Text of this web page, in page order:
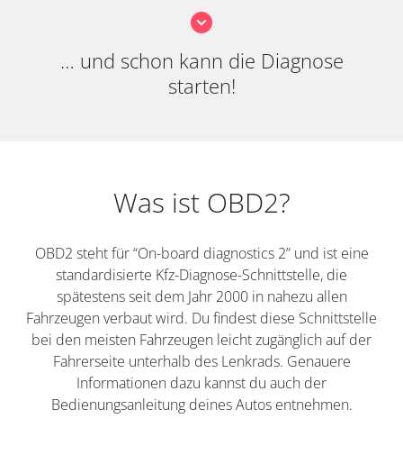
… und schon kann die Diagnose
starten!
Was ist OBD2?
OBD2 steht für “On-board diagnostics 2” und ist eine
standardisierte Kfz-Diagnose-Schnittstelle, die
spätestens seit dem Jahr 2000 in nahezu allen
Fahrzeugen verbaut wird. Du findest diese Schnittstelle
bei den meisten Fahrzeugen leicht zugänglich auf der
Fahrerseite unterhalb des Lenkrads. Genauere
Informationen dazu kannst du auch der
Bedienungsanleitung deines Autos entnehmen.